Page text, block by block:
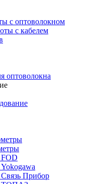
с оптоволокном
с кабелем
оптоволокна
Прибор